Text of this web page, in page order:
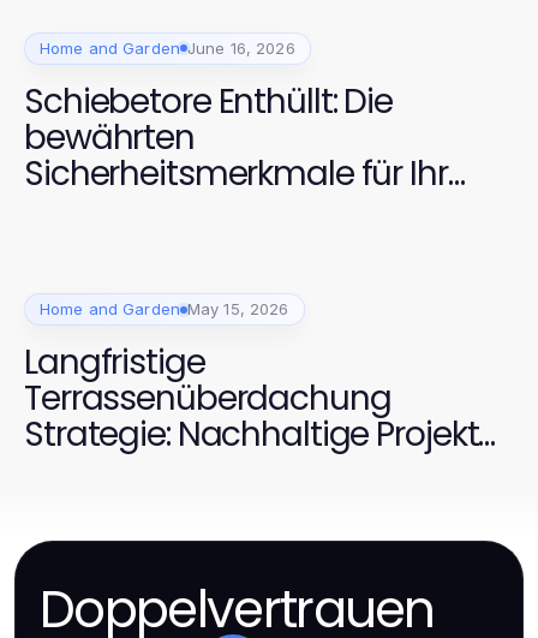
Home and Garden June 16, 2026
Schiebetore Enthüllt: Die
bewährten
Sicherheitsmerkmale für Ihr
Home and Garden May 15, 2026
Langfristige
Terrassenüberdachung
Strategie: Nachhaltige Projekte
Doppelvertrauen